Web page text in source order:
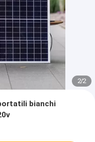
2/2
bianchi